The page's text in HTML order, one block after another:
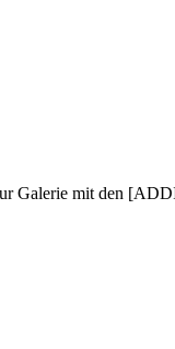
Galerie mit den